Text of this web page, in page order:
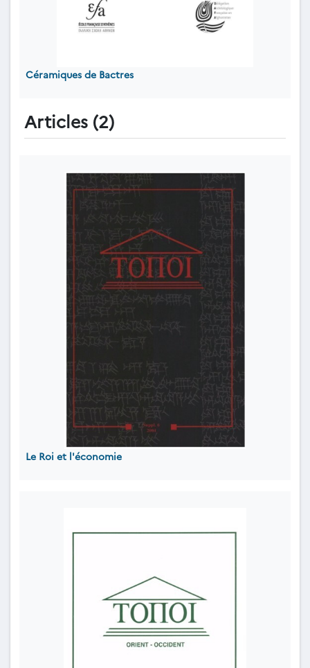
Céramiques de Bactres
Articles (2)
Le Roi et l'économie